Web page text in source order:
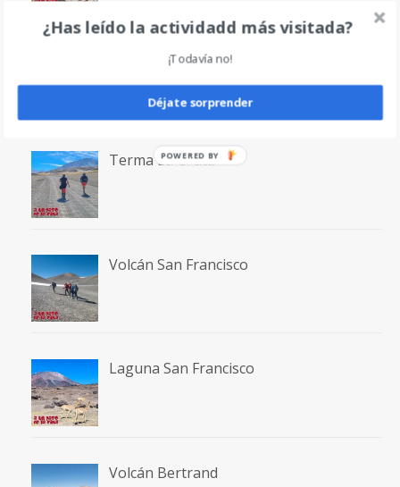
Volcán Incahuasi
Terma La Gruta
Volcán San Francisco
Laguna San Francisco
Volcán Bertrand
¿Has leído la actividadd más visitada?
¡Todavía no!
Déjate sorprender
POWERED BY